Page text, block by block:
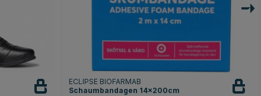
ECLIPSE BIOFARMAB
Schaumbandagen 14x200cm